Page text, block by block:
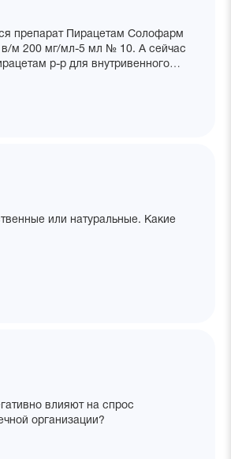
препарат Пирацетам Солофарм
в/м 200 мг/мл-5 мл № 10. А сейчас
р-р для внутривенного
или натуральные. Какие
влияют на спрос
организации?